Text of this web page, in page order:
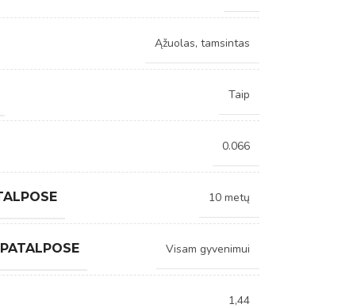
Ąžuolas, tamsintas
Taip
0.066
10 metų
Visam gyvenimui
1,44